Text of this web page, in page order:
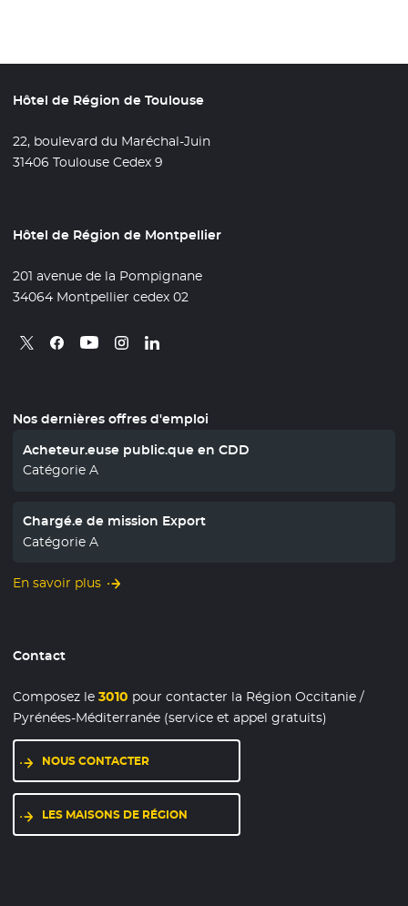
Hôtel de Région de Toulouse
22, boulevard du Maréchal-Juin
31406 Toulouse Cedex 9
Hôtel de Région de Montpellier
201 avenue de la Pompignane
34064 Montpellier cedex 02
Retrouvez nous sur X
- Nouvelle fenêtre
Retrouvez nous sur Facebook
- Nouvelle fenêtre
Retrouvez nous sur Youtube
- Nouvelle fenêtre
Retrouvez nous sur Instagram
- Nouvelle fenêtre
Retrouvez nous sur Linkedin
- Nouvelle fenêtre
Nos dernières offres d'emploi
Acheteur.euse public.que en CDD
Catégorie A
Chargé.e de mission Export
Catégorie A
En savoir plus
Contact
Composez le3010 pour contacter la Région Occitanie /
Pyrénées-Méditerranée (service et appel gratuits)
NOUS CONTACTER
LES MAISONS DE RÉGION